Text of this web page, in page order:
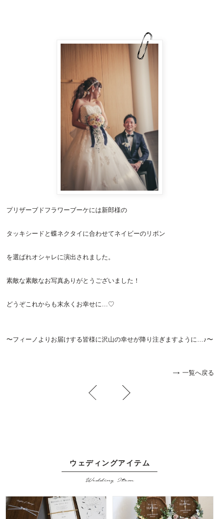
プリザーブドフラワーブーケには新郎様の
タッキシードと蝶ネクタイに合わせてネイビーのリボン
を選ばれオシャレに演出されました。
素敵な素敵なお写真ありがとうございました！
どうぞこれからも末永くお幸せに…♡
〜フィーノよりお届けする皆様に沢山の幸せが降り注ぎますように…♪〜
一覧へ戻る
ウェディングアイテム
Wedding Item